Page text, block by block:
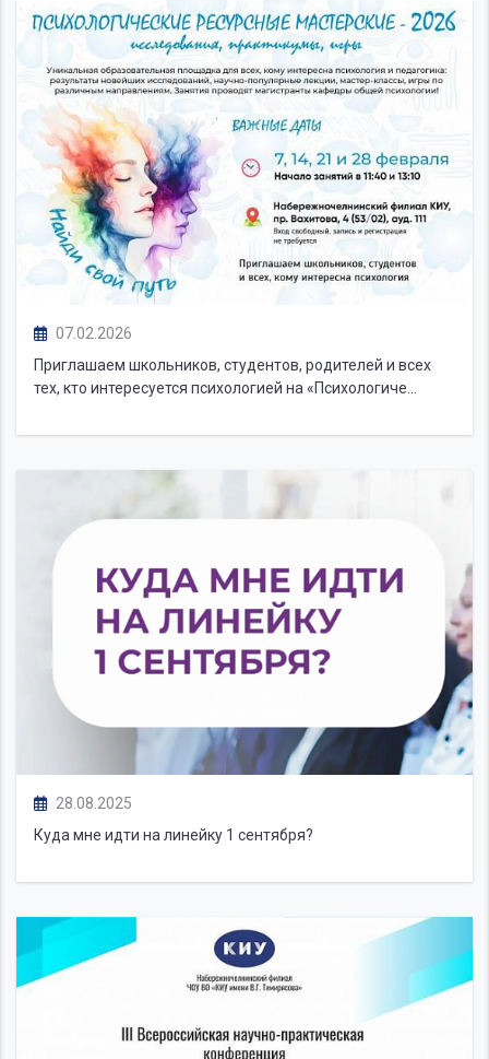
07.02.2026
Приглашаем школьников, студентов, родителей и всех
тех, кто интересуется психологией на «Психологиче...
28.08.2025
Куда мне идти на линейку 1 сентября?